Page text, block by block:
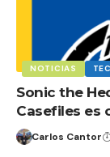
NOTICIAS
Sonic the
Casefiles es
Carlos Cantor